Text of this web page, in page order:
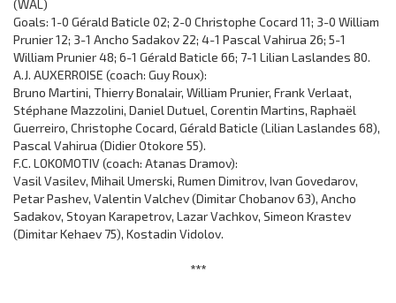
(WAL)
Goals: 1-0 Gérald Baticle 02; 2-0 Christophe Cocard 11; 3-0 William
Prunier 12; 3-1 Ancho Sadakov 22; 4-1 Pascal Vahirua 26; 5-1
William Prunier 48; 6-1 Gérald Baticle 66; 7-1 Lilian Laslandes 80.
A.J. AUXERROISE (coach: Guy Roux):
Bruno Martini, Thierry Bonalair, William Prunier, Frank Verlaat,
Stéphane Mazzolini, Daniel Dutuel, Corentin Martins, Raphaël
Guerreiro, Christophe Cocard, Gérald Baticle (Lilian Laslandes 68),
Pascal Vahirua (Didier Otokore 55).
F.C. LOKOMOTIV (coach: Atanas Dramov):
Vasil Vasilev, Mihail Umerski, Rumen Dimitrov, Ivan Govedarov,
Petar Pashev, Valentin Valchev (Dimitar Chobanov 63), Ancho
Sadakov, Stoyan Karapetrov, Lazar Vachkov, Simeon Krastev
(Dimitar Kehaev 75), Kostadin Vidolov.
***